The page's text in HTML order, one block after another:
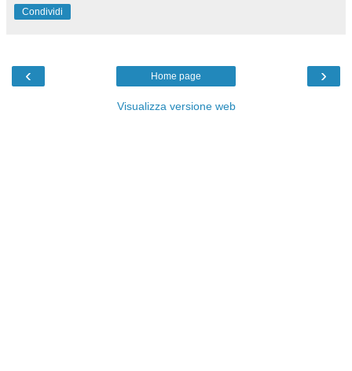
Condividi
‹ ›
Home page
Visualizza versione web